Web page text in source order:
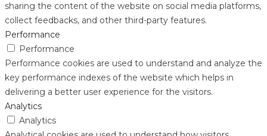
sharing the content of the website on social media platforms,
collect feedbacks, and other third-party features.
Performance
Performance
Performance cookies are used to understand and analyze the
key performance indexes of the website which helps in
delivering a better user experience for the visitors.
Analytics
Analytics